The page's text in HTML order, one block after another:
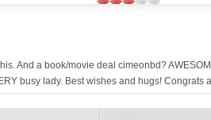
And a book/movie deal cimeonbd?
busy lady. Best wishes and hugs! Congrats